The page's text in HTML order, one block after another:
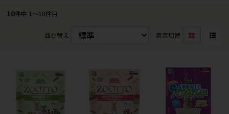
10件中 1〜10件目
並び替え 表示切替